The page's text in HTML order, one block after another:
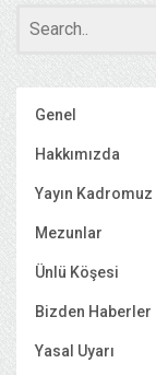
Genel
Hakkımızda
Yayın Kadromuz
Mezunlar
Ünlü Köşesi
Bizden Haberler
Yasal Uyarı